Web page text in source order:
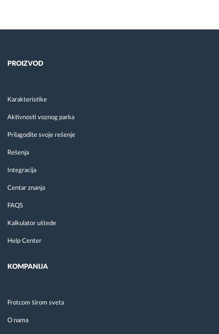
PROIZVOD
Karakteristike
Aktivnosti voznog parka
Prilagodite svoje rešenje
Rešenja
Integracija
Centar znanja
FAQS
Kalkulator uštede
Help Center
KOMPANIJA
Frotcom širom sveta
O nama